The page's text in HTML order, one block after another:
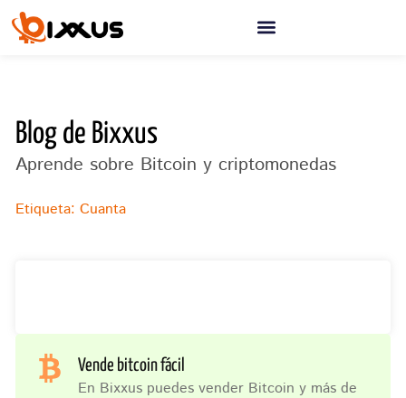
al
Blog de Bixxus
Aprende sobre Bitcoin y criptomonedas
Etiqueta: Cuanta
Vende bitcoin fácil
En Bixxus puedes vender Bitcoin y más de